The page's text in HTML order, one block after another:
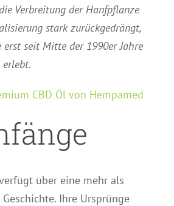
Verbreitung der Hanfpflanze
stark zurückgedrängt,
erst seit Mitte der 1990er Jahre
erlebt.
über eine mehr als
Ihre Ursprünge